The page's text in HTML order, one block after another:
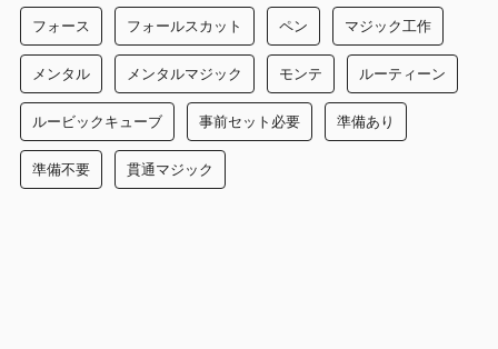
フォース フォールスカット ペン マジック工作
メンタル メンタルマジック モンテ ルーティーン
ルービックキューブ 事前セット必要 準備あり
準備不要 貫通マジック